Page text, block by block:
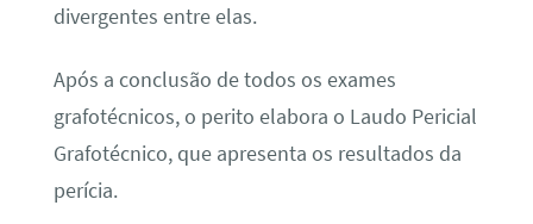
divergentes entre elas.
Após a conclusão de todos os exames
grafotécnicos, o perito elabora o Laudo Pericial
Grafotécnico, que apresenta os resultados da
perícia.